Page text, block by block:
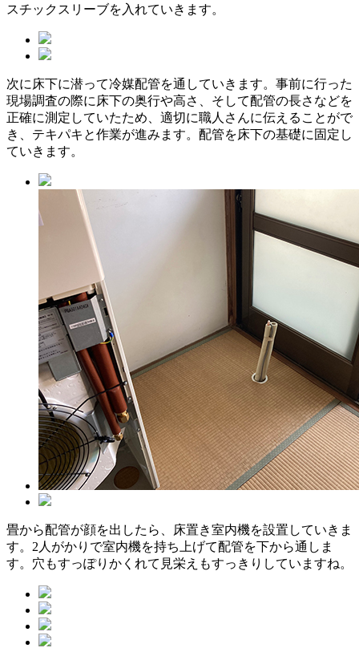
スチックスリーブを入れていきます。
次に床下に潜って冷媒配管を通していきます。事前に行った
現場調査の際に床下の奥行や高さ、そして配管の長さなどを
正確に測定していたため、適切に職人さんに伝えることがで
き、テキパキと作業が進みます。配管を床下の基礎に固定し
ていきます。
畳から配管が顔を出したら、床置き室内機を設置していきま
す。2人がかりで室内機を持ち上げて配管を下から通しま
す。穴もすっぽりかくれて見栄えもすっきりしていますね。